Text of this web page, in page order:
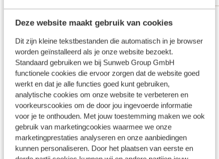
Deze website maakt gebruik van cookies
Dit zijn kleine tekstbestanden die automatisch in je browser
worden geïnstalleerd als je onze website bezoekt.
Standaard gebruiken we bij Sunweb Group GmbH
functionele cookies die ervoor zorgen dat de website goed
werkt en dat je alle functies goed kunt gebruiken,
analytische cookies om onze website te verbeteren en
voorkeurscookies om de door jou ingevoerde informatie
voor je te onthouden. Met jouw toestemming maken we ook
gebruik van marketingcookies waarmee we onze
marketingprestaties analyseren en onze aanbiedingen
kunnen personaliseren. Door het plaatsen van eerste en
Bekijk alle 17 ervaringen
Ligging
Bekijk op kaart
In de buurt